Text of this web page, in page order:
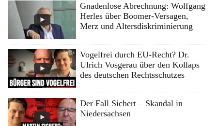
Gnadenlose Abrechnung: Wolfgang
Herles über Boomer-Versagen,
Merz und Altersdiskriminierung
Vogelfrei durch EU-Recht? Dr.
Ulrich Vosgerau über den Kollaps
des deutschen Rechtsschutzes
Der Fall Sichert – Skandal in
Niedersachsen